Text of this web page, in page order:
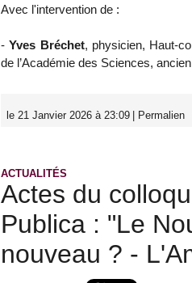
Avec l'intervention de :
-Yves Bréchet, physicien, Haut-
de l’Académie des Sciences,
le 21 Janvier 2026 à 23:09 Permalien
ACTUALITÉS
Actes du
Publica : "Le
nouveau ? -